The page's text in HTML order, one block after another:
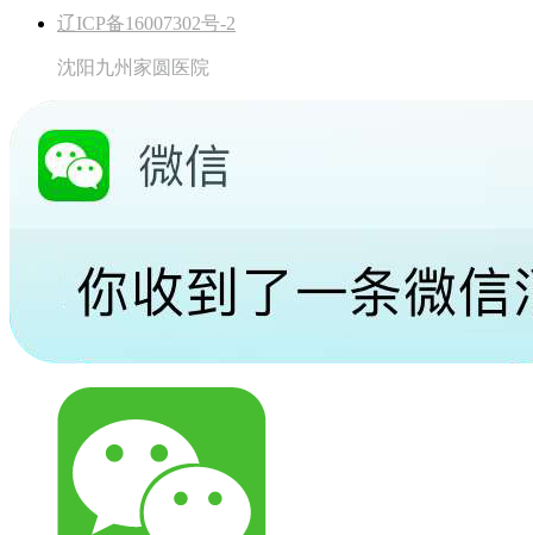
辽ICP备16007302号-2
沈阳九州家圆医院